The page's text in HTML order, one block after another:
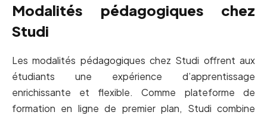
Modalités pédagogiques chez
Studi
Les modalités pédagogiques chez Studi offrent aux
étudiants une expérience d’apprentissage
enrichissante et flexible. Comme plateforme de
formation en ligne de premier plan, Studi combine